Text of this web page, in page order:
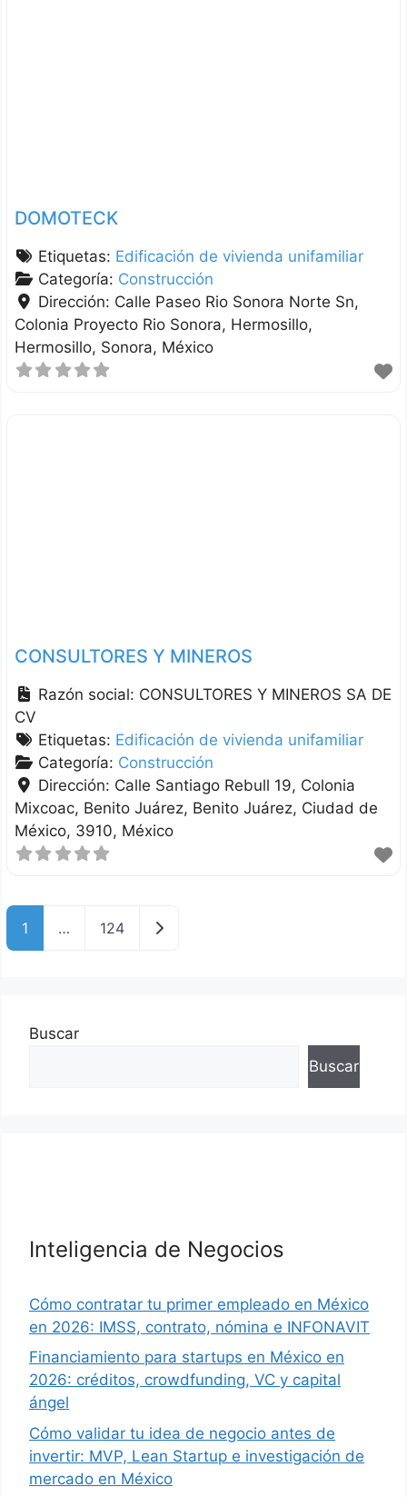
DOMOTECK
Etiquetas: Edificación de vivienda unifamiliar
Categoría: Construcción
Dirección: Calle Paseo Rio Sonora Norte Sn,
Colonia Proyecto Rio Sonora, Hermosillo
Hermosillo Sonora México
CONSULTORES Y MINEROS
Razón social: CONSULTORES Y MINEROS SA DE
CV
Etiquetas: Edificación de vivienda unifamiliar
Categoría: Construcción
Dirección: Calle Santiago Rebull 19, Colonia
Mixcoac, Benito Juárez Benito Juárez Ciudad de
México 3910 México
1 … 124 Entradas anteriores
Buscar
Buscar
Inteligencia de Negocios
Cómo contratar tu primer empleado en México
en 2026: IMSS, contrato, nómina e INFONAVIT
Financiamiento para startups en México en
2026: créditos, crowdfunding, VC y capital
ángel
Cómo validar tu idea de negocio antes de
invertir: MVP, Lean Startup e investigación de
mercado en México